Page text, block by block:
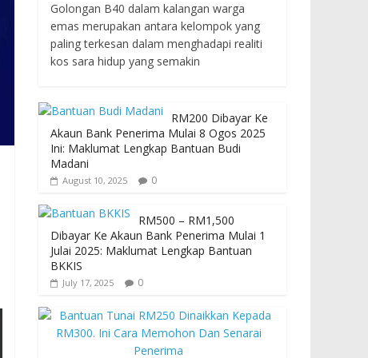
Golongan B40 dalam kalangan warga
emas merupakan antara kelompok yang
paling terkesan dalam menghadapi realiti
kos sara hidup yang semakin
RM200 Dibayar Ke
Akaun Bank Penerima Mulai 8 Ogos 2025
Ini: Maklumat Lengkap Bantuan Budi
Madani
August 10, 2025 0
RM500 – RM1,500
Dibayar Ke Akaun Bank Penerima Mulai 1
Julai 2025: Maklumat Lengkap Bantuan
BKKIS
July 17, 2025 0